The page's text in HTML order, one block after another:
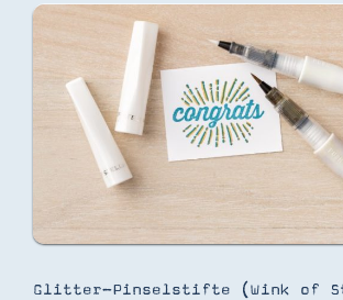
Glitter-Pinselstifte (Wink of